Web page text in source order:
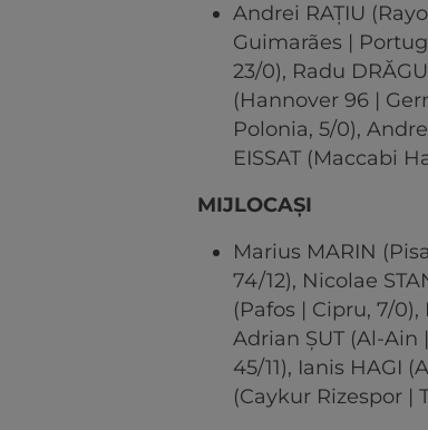
Andrei RAȚIU
Guimarães |
23/0), Radu
(Hannover 96 |
Polonia, 5/0),
EISSAT (Maccabi
MIJLOCAȘI
Marius MARIN
74/12), Nicolae
(Pafos | Cipru, 7/
Adrian ȘUT (Al-Ain
45/11), Ianis HAGI
(Caykur Rizespor |